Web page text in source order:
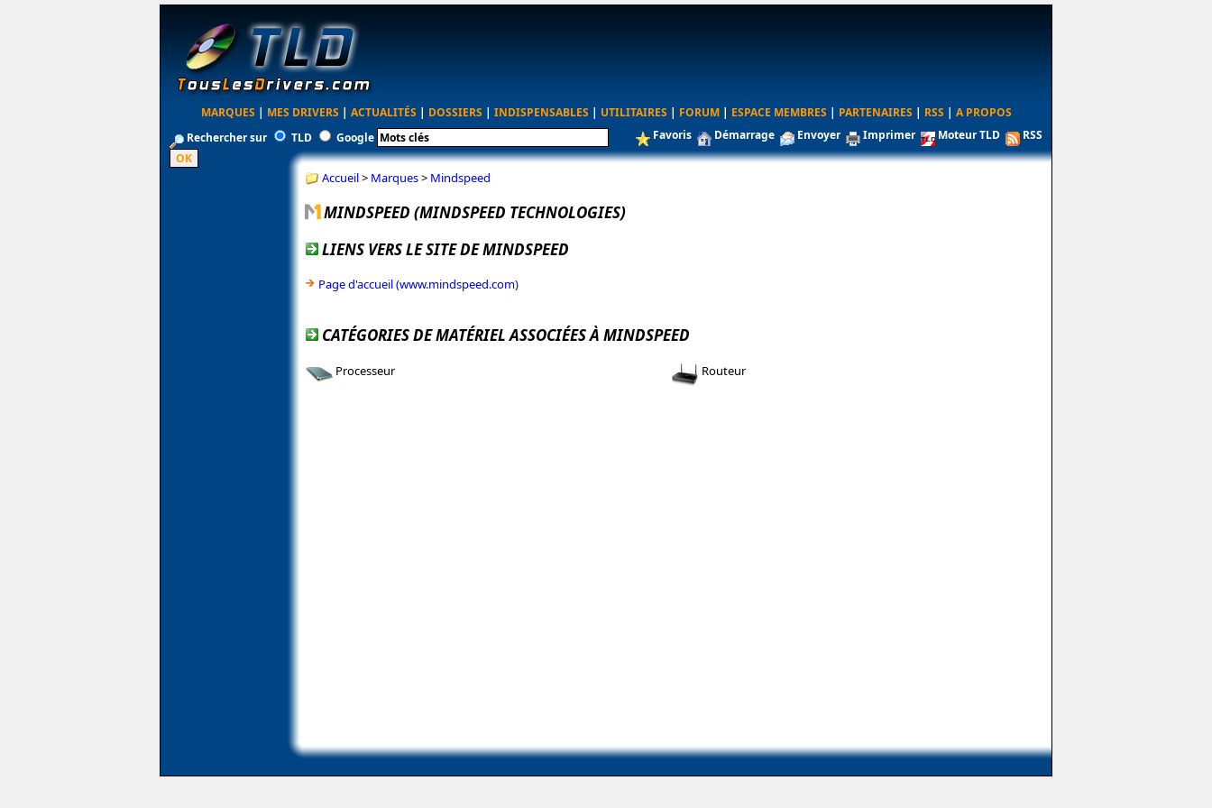
MARQUES | MES DRIVERS | ACTUALITÉS | DOSSIERS | INDISPENSABLES | UTILITAIRES | FORUM | ESPACE MEMBRES | PARTENAIRES | RSS | A PROPOS
Rechercher sur
TLD Google Favoris Démarrage Envoyer Imprimer Moteur TLD RSS
Accueil> Marques> Mindspeed
MINDSPEED (MINDSPEED TECHNOLOGIES)
LIENS VERS LE SITE DE MINDSPEED
Page d'accueil (www.mindspeed.com)
CATÉGORIES DE MATÉRIEL ASSOCIÉES À MINDSPEED
Processeur Routeur